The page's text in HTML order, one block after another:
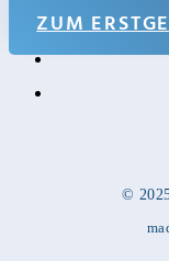
ZUM
©